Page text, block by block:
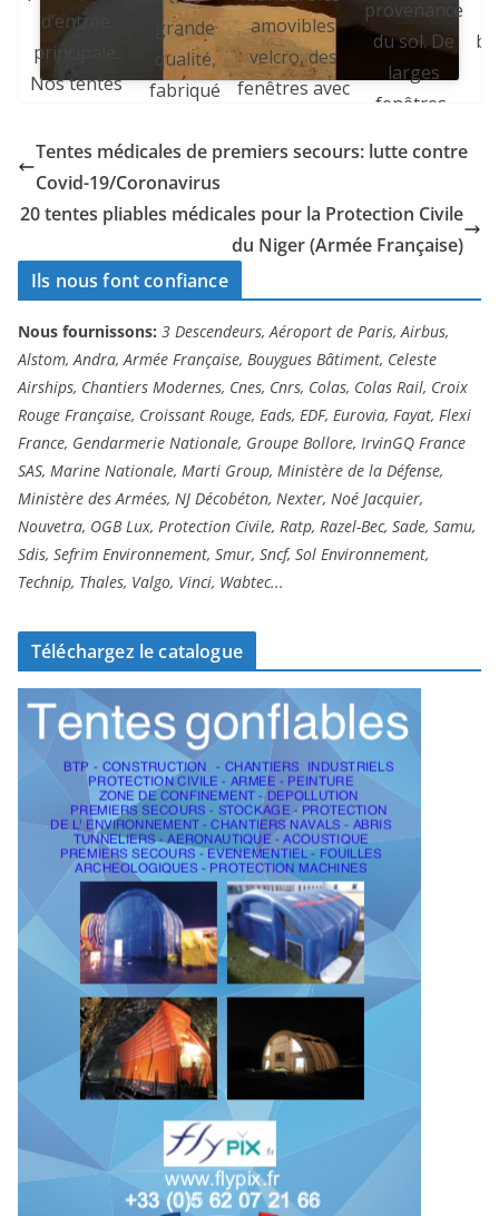
d’entrée
principale.
Nos tentes
sont
ergonomiques
et peuvent
déployées très
facilement par
une équipe de
premiers
soins (ici des
militaires de
l’Armée
française de la
Protection
Civile du
Niger).
grande
qualité,
fabriqué
par nos
soins en
France.
amovibles
velcro, des
fenêtres avec
et volets
velcro, il y a
aussi une
lavable en
PVC à
l’intérieur,
pour une
hygiène.
provenance
du sol. De
larges
fenêtres,
moustiquaires
permettent
d’éclairer
avec une
lumière
naturelle
issue du soleil.
Des
conditions
idéales pour
le personnel
Tentes médicales de premiers secours: lutte contre
Covid-19/Coronavirus
20 tentes pliables médicales pour la Protection Civile
du Niger (Armée Française)
Ils nous font confiance
Nous fournissons: 3 Descendeurs, Aéroport de Paris, Airbus,
Alstom, Andra, Armée Française, Bouygues Bâtiment, Celeste
Airships, Chantiers Modernes, Cnes, Cnrs, Colas, Colas Rail, Croix
Rouge Française, Croissant Rouge, Eads, EDF, Eurovia, Fayat, Flexi
France, Gendarmerie Nationale, Groupe Bollore, IrvinGQ France
SAS, Marine Nationale, Marti Group, Ministère de la Défense,
Ministère des Armées, NJ Décobéton, Nexter, Noé Jacquier,
Nouvetra, OGB Lux, Protection Civile, Ratp, Razel-Bec, Sade, Samu,
Sdis, Sefrim Environnement, Smur, Sncf, Sol Environnement,
Technip, Thales, Valgo, Vinci, Wabtec...
Téléchargez le catalogue